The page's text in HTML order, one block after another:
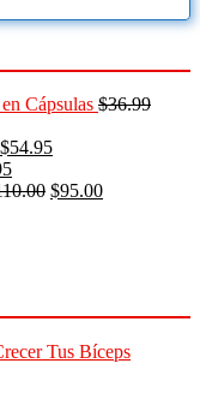
Cápsulas $36.99
$54.95
$95.00